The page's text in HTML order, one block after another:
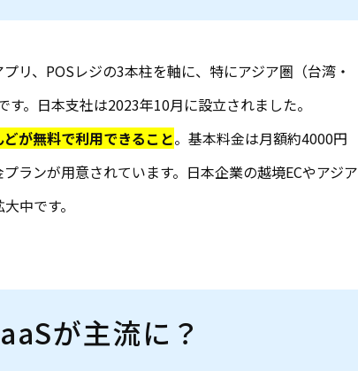
リ、POSレジの3本柱を軸に、特にアジア圏（台湾・
。日本支社は2023年10月に設立されました。
が無料で利用できること。基本料金は月額約4000円
ランが用意されています。日本企業の越境ECやアジア
中です。
が主流に？